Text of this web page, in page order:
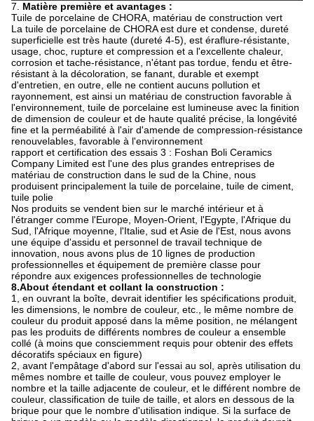
7. Matière première et avantages :
Tuile de porcelaine de CHORA, matériau de construction vert
La tuile de porcelaine de CHORA est dure et condense, dureté
superficielle est très haute (dureté 4-5), est éraflure-résistante,
usage, choc, rupture et compression et a l'excellente chaleur,
corrosion et tache-résistance, n'étant pas tordue, fendu et être-
résistant à la décoloration, se fanant, durable et exempt
d'entretien, en outre, elle ne contient aucuns pollution et
rayonnement, est ainsi un matériau de construction favorable à
l'environnement, tuile de porcelaine est lumineuse avec la finition
de dimension de couleur et de haute qualité précise, la longévité
fine et la perméabilité à l'air d'amende de compression-résistance
renouvelables, favorable à l'environnement
rapport et certification des essais 3 : Foshan Boli Ceramics
Company Limited est l'une des plus grandes entreprises de
matériau de construction dans le sud de la Chine, nous
produisent principalement la tuile de porcelaine, tuile de ciment,
tuile polie
Nos produits se vendent bien sur le marché intérieur et à
l'étranger comme l'Europe, Moyen-Orient, l'Egypte, l'Afrique du
Sud, l'Afrique moyenne, l'Italie, sud et Asie de l'Est, nous avons
une équipe d'assidu et personnel de travail technique de
innovation, nous avons plus de 10 lignes de production
professionnelles et équipement de première classe pour
répondre aux exigences professionnelles de technologie
8.About étendant et collant la construction :
1, en ouvrant la boîte, devrait identifier les spécifications produit,
les dimensions, le nombre de couleur, etc., le même nombre de
couleur du produit apposé dans la même position, ne mélangent
pas les produits de différents nombres de couleur a ensemble
collé (à moins que consciemment requis pour obtenir des effets
décoratifs spéciaux en figure)
2, avant l'empâtage d'abord sur l'essai au sol, après utilisation du
mêmes nombre et taille de couleur, vous pouvez employer le
nombre et la taille adjacente de couleur, et le différent nombre de
couleur, classification de tuile de taille, et alors en dessous de la
brique pour que le nombre d'utilisation indique. Si la surface de